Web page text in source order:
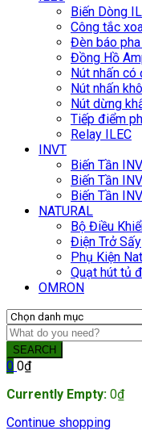
Biến Dòng
Công tắc
Đèn báo
Đồng Hồ
Nút nhấn có
Nút nhấn
Nút dừng
Tiếp điểm
Relay ILEC
INVT
Biến Tần
Biến Tần
Biến Tần
NATURAL
Bộ Điều
Điện Trở Sấy
Phụ Kiện
Quạt hút tủ
OMRON
SEARCH
0 0₫
Currently Empty: 0₫
Continue shopping